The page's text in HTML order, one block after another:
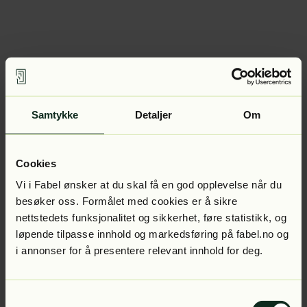
Samtykke Detaljer Om
Cookies
Vi i Fabel ønsker at du skal få en god opplevelse når du
besøker oss. Formålet med cookies er å sikre
nettstedets funksjonalitet og sikkerhet, føre statistikk, og
løpende tilpasse innhold og markedsføring på fabel.no og
i annonser for å presentere relevant innhold for deg.